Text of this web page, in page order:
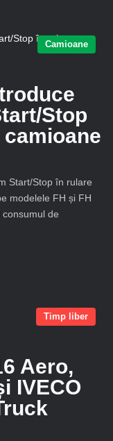
Camioane
Stop
Start/Stop în rulare
modelele FH și FH
de
Timp liber
Aero,
IVECO